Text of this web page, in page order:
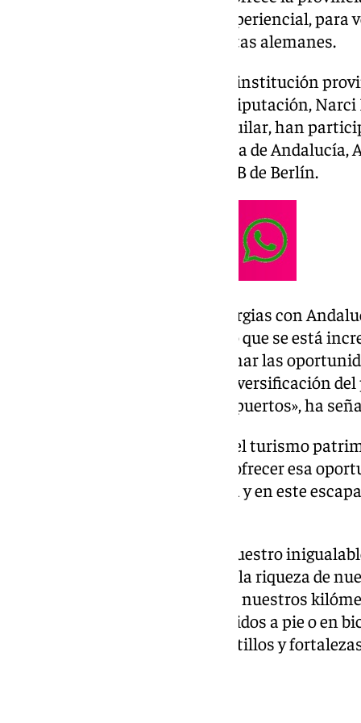
patrimonial, de naturaleza y experiencial, para
demandas actuales de los turistas alemanes.
El máximo representante de la institución
responsable de Turismo en la Diputación,
en el Ayuntamiento, Marian Aguilar, han
consejero de Turismo de la Junta de
del ‘stand’ de Andalucía en la ITB de Berlín.
«Queremos aprovechar las sinergias con
tiene con Alemania, un turismo que se está
adquisitivo. Queremos aprovechar las
acaparar turistas gracias a la diversificación
la conectividad a través de aeropuertos», ha
Ha manifestado, además, que «el turismo
de oleoturismo es el que puede ofrecer esa
en esta vitrina que es Andalucía y en este
«Vamos a dejar constancia de nuestro
nuestra oferta verde, basada en la riqueza de
nuestra maravillosa dehesa. En nuestros
la provincia y pueden ser recorridos a pie o en
Historia y nuestra oferta de castillos y